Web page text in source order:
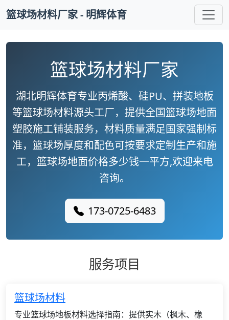
篮球场材料厂家 - 明辉体育
篮球场材料厂家
湖北明辉体育专业丙烯酸、硅PU、拼装地板
等篮球场材料源头工厂，提供全国篮球场地面
塑胶施工铺装服务，材料质量满足国家强制标
准，篮球场厚度和配色可按要求定制生产和施
工，篮球场地面价格多少钱一平方,欢迎来电
咨询。
173-0725-6483
服务项目
篮球场材料
专业篮球场地板材料选择指南：提供实木（枫木、橡